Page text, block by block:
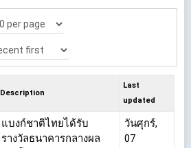
Description
Last
updated
แบงก์ชาติไทยได้รับ
รางวัลธนาคารกลางผล
วันศุกร์,
07